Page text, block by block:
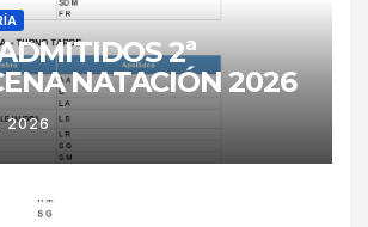
2ª
NATACIÓN 2026
2026